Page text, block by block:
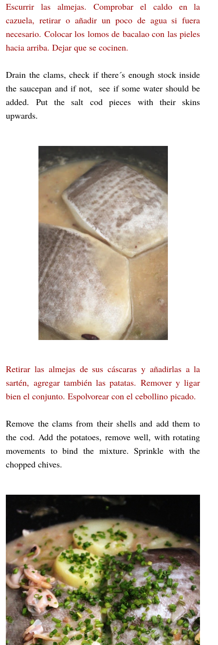
Escurrir las almejas. Comprobar el caldo en la
cazuela, retirar o añadir un poco de agua si fuera
necesario. Colocar los lomos de bacalao con las pieles
hacia arriba. Dejar que se cocinen.
Drain the clams, check if there´s enough stock inside
the saucepan and if not, see if some water should be
added. Put the salt cod pieces with their skins
upwards.
Retirar las almejas de sus cáscaras y añadirlas a la
sartén, agregar también las patatas. Remover y ligar
bien el conjunto. Espolvorear con el cebollino picado.
Remove the clams from their shells and add them to
the cod. Add the potatoes, remove well, with rotating
movements to bind the mixture. Sprinkle with the
chopped chives.